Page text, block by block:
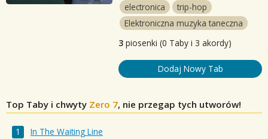
electronica
trip-hop
Elektroniczna muzyka taneczna
3 piosenki (0 Taby i 3 akordy)
Dodaj Nowy Tab
Top Taby i chwyty Zero 7, nie przegap tych utworów!
In The Waiting Line